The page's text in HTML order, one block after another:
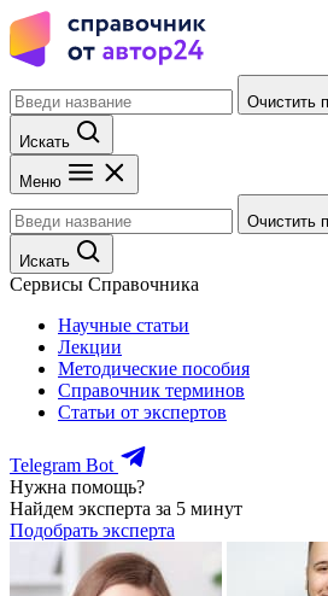
Очистить
Искать
Меню
Очистить
Искать
Сервисы Справочника
Научные статьи
Лекции
Методические пособия
Справочник терминов
Статьи от экспертов
Telegram Bot
Нужна помощь?
Найдем эксперта за 5 минут
Подобрать эксперта